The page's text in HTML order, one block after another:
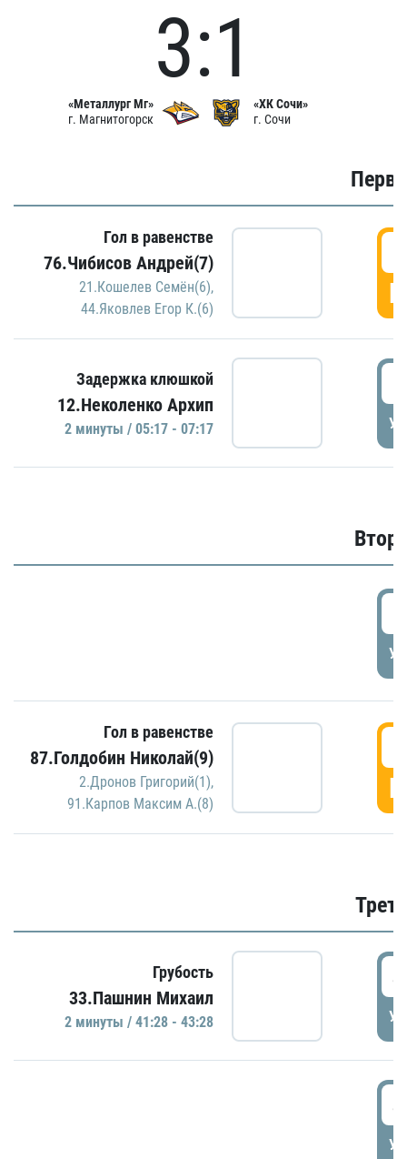
«Металлург Мг»
г. Магнитогорск
3:1
«ХК Сочи»
г. Сочи
Гол в равенстве
76.Чибисов Андрей(7)
21.Кошелев Семён(6),
44.Яковлев Егор К.(6)
Задержка клюшкой
12.Неколенко Архип
2 минуты / 05:17 - 07:17
Гол в равенстве
87.Голдобин Николай(9)
2.Дронов Григорий(1),
91.Карпов Максим А.(8)
Грубость
33.Пашнин Михаил
2 минуты / 41:28 - 43:28